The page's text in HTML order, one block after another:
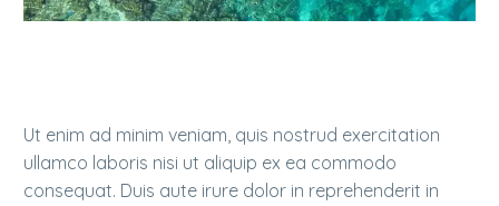
Ut enim ad minim veniam, quis nostrud exercitation
ullamco laboris nisi ut aliquip ex ea commodo
consequat. Duis aute irure dolor in reprehenderit in